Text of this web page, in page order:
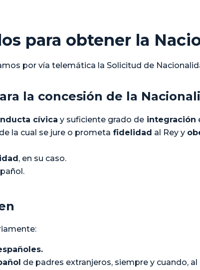
para obtener la
por vía telemática la Solicitud de
la concesión de la
cívica y suficiente grado de integración
la cual se jure o prometa fidelidad al Rey y
, en su caso.
de padres extranjeros, siempre y cuando,